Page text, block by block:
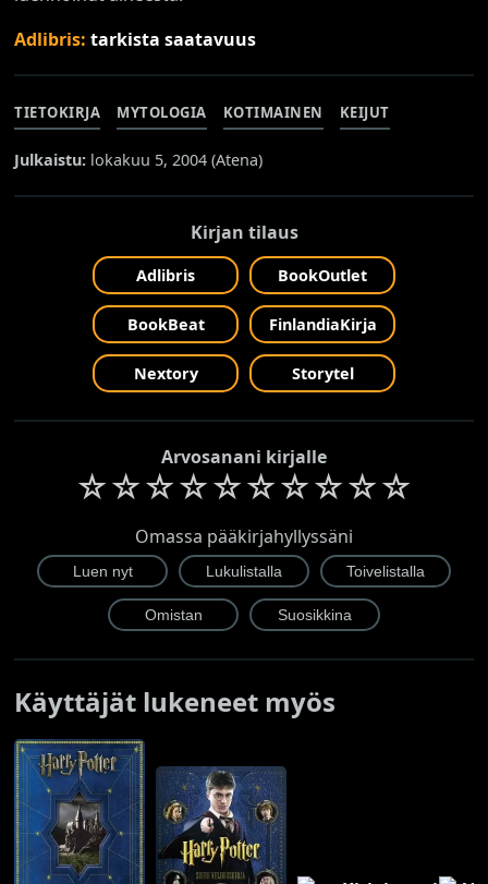
Adlibris:tarkista saatavuus
TIETOKIRJA MYTOLOGIA KOTIMAINEN KEIJUT
Julkaistu: lokakuu 5, 2004 (Atena)
Kirjan tilaus
Adlibris BookOutlet
BookBeat FinlandiaKirja
Nextory Storytel
Arvosanani kirjalle
☆☆☆☆☆☆☆☆☆☆
Omassa pääkirjahyllyssäni
Käyttäjät lukeneet myös